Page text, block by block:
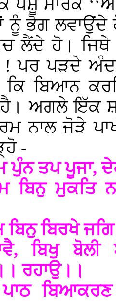
ਪਸ਼ੂ ਮਾਰਕੇ
ਨੂੰ ਭੋਗ ਲਵਾਉਂਦੇ
ਲੈਂਦੇ ਹੋ।
ਪਰ ਪੜਦੇ
ਬਿਆਨ
ਅਗਲੇ ਇੱਕ
ਨਾਲ ਜੋੜੇ
-
ਪੁੰਨ ਤਪ ਪੂਜਾ,
ਬਿਨੁ ਮੁਕਤਿ
ਬਿਨੁ ਬਿਰਖੇ
ਬਿਖੁ ਬੋਲੀ
ਰਹਾਉ।।